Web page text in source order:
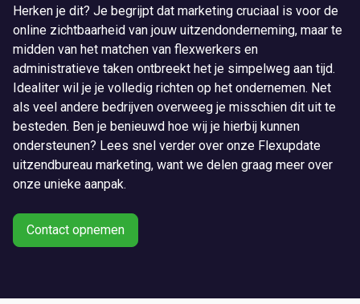
Herken je dit? Je begrijpt dat marketing cruciaal is voor de
online zichtbaarheid van jouw uitzendonderneming, maar te
midden van het matchen van flexwerkers en
administratieve taken ontbreekt het je simpelweg aan tijd.
Idealiter wil je je volledig richten op het ondernemen. Net
als veel andere bedrijven overweeg je misschien dit uit te
besteden. Ben je benieuwd hoe wij je hierbij kunnen
ondersteunen? Lees snel verder over onze Flexupdate
uitzendbureau marketing, want we delen graag meer over
onze unieke aanpak.
Contact opnemen